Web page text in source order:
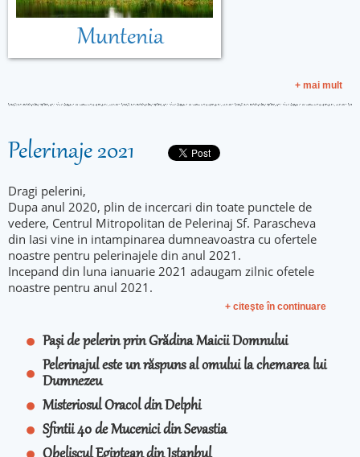
Muntenia
+ mai mult
Pelerinaje 2021
Dragi pelerini,
Dupa anul 2020, plin de incercari din toate punctele de
vedere, Centrul Mitropolitan de Pelerinaj Sf. Parascheva
din Iasi vine in intampinarea dumneavoastra cu ofertele
noastre pentru pelerinajele din anul 2021.
Incepand din luna ianuarie 2021 adaugam zilnic ofetele
noastre pentru anul 2021.
+ citeşte în continuare
Pași de pelerin prin Grădina Maicii Domnului
Pelerinajul este un răspuns al omului la chemarea lui
Dumnezeu
Misteriosul Oracol din Delphi
Sfintii 40 de Mucenici din Sevastia